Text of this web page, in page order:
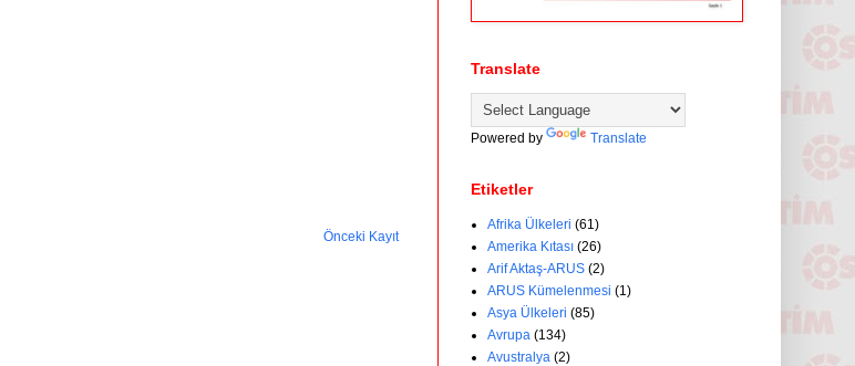
Önceki Kayıt
Translate
Powered by Translate
Etiketler
Afrika Ülkeleri (61)
Amerika Kıtası (26)
Arif Aktaş-ARUS (2)
ARUS Kümelenmesi (1)
Asya Ülkeleri (85)
Avrupa (134)
Avustralya (2)